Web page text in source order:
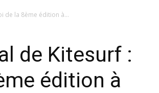
de la 8ème édition à...
de Kitesurf :
édition à